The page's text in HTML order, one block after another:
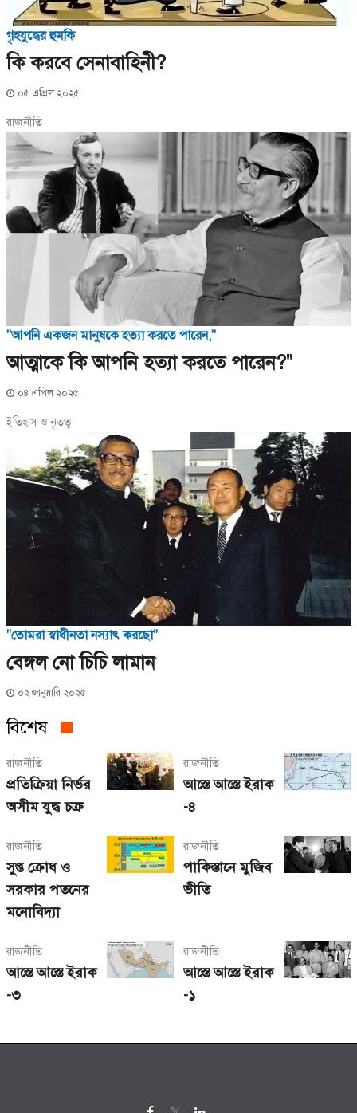
গৃহযুদ্ধের হুমকি
কি করবে সেনাবাহিনী?
০৫ এপ্রিল ২০২৫
রাজনীতি
"আপনি একজন মানুষকে হত্যা করতে পারেন,"
আত্মাকে কি আপনি হত্যা করতে পারেন?"
০৪ এপ্রিল ২০২৫
ইতিহাস ও নৃতত্ব
"তোমরা স্বাধীনতা নস্যাৎ করছো"
বেঙ্গল নো চিচি লামান
০২ জানুয়ারি ২০২৫
বিশেষ
রাজনীতি
প্রতিক্রিয়া নির্ভর
অসীম যুদ্ধ চক্র
রাজনীতি
আস্তে আস্তে ইরাক
-৪
রাজনীতি
সুপ্ত ক্রোধ ও
সরকার পতনের
মনোবিদ্যা
রাজনীতি
পাকিস্তানে মুজিব
ভীতি
রাজনীতি
আস্তে আস্তে ইরাক
-৩
রাজনীতি
আস্তে আস্তে ইরাক
-১